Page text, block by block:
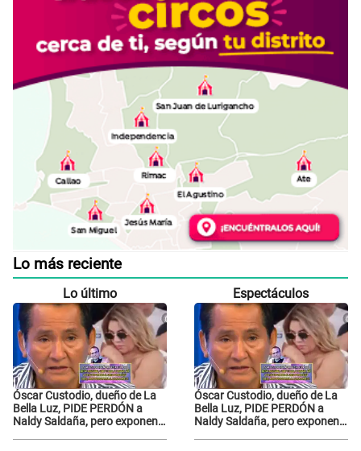
Lo más reciente
Lo último
Óscar Custodio, dueño de La
Bella Luz, PIDE PERDÓN a
Naldy Saldaña, pero exponen
Espectáculos
Óscar Custodio, dueño de La
Bella Luz, PIDE PERDÓN a
Naldy Saldaña, pero exponen